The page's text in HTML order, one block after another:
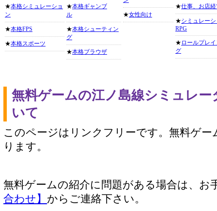
★本格シミュレーショ
ン
★本格FPS
★本格スポーツ
★本格ギャンブ
ル
★本格シューティン
グ
★本格ブラウザ
★女性向け
★仕事、お店
★シミュレー
RPG
★ ロールプレ
グ
無料ゲームの江ノ島線シミュレ
いて
このページはリンクフリーです。無料ゲー
ります。
無料ゲームの紹介に問題がある場合は、お
合わせ】 からご連絡下さい。